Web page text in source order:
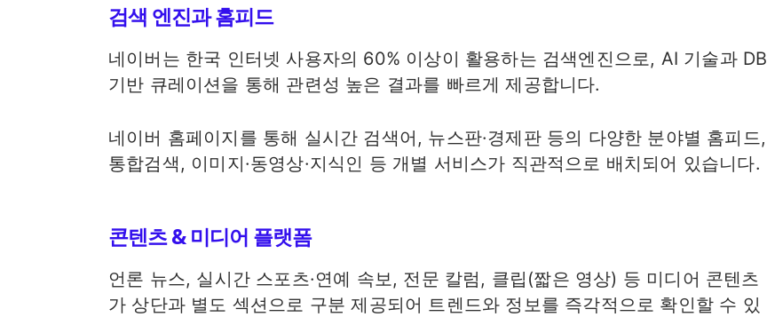
검색 엔진과 홈피드
네이버는 한국 인터넷 사용자의 60% 이상이 활용하는 검색엔진으로, AI 기술과 DB
기반 큐레이션을 통해 관련성 높은 결과를 빠르게 제공합니다.
네이버 홈페이지를 통해 실시간 검색어, 뉴스판·경제판 등의 다양한 분야별 홈피드,
통합검색, 이미지·동영상·지식인 등 개별 서비스가 직관적으로 배치되어 있습니다.
콘텐츠 & 미디어 플랫폼
언론 뉴스, 실시간 스포츠·연예 속보, 전문 칼럼, 클립(짧은 영상) 등 미디어 콘텐츠
가 상단과 별도 섹션으로 구분 제공되어 트렌드와 정보를 즉각적으로 확인할 수 있